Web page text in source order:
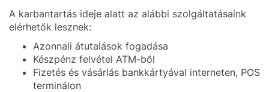
A karbantartás ideje alatt az alábbi szolgáltatásaink
elérhetők lesznek:
Azonnali átutalások fogadása
Készpénz felvétel ATM-ből
Fizetés és vásárlás bankkártyával interneten, POS
terminálon